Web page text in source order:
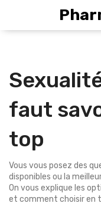
faut
top
Vous vous posez des
disponibles ou la
On vous explique les
et comment choisir en